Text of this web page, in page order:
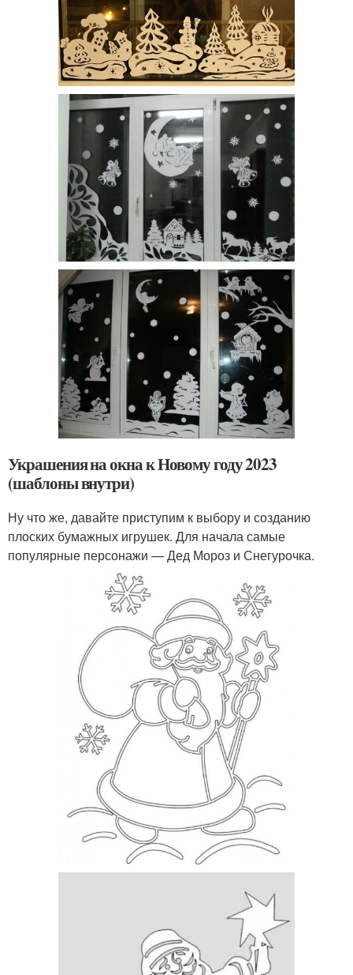
Украшения на окна к Новому году 2023
(шаблоны внутри)
Ну что же, давайте приступим к выбору и созданию
плоских бумажных игрушек. Для начала самые
популярные персонажи — Дед Мороз и Снегурочка.